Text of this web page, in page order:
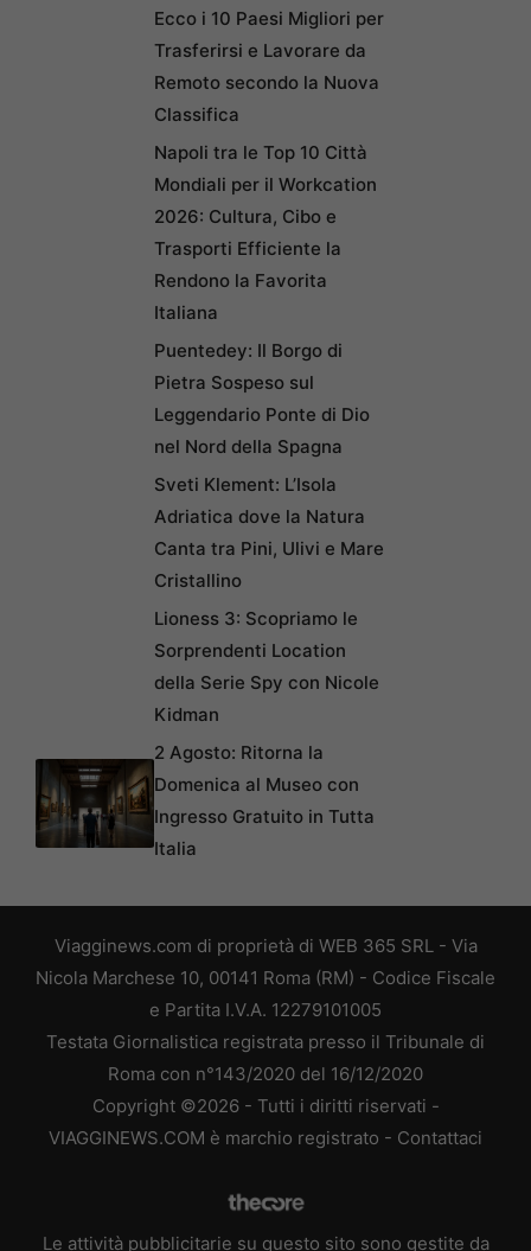
Ecco i 10 Paesi Migliori per
Trasferirsi e Lavorare da
Remoto secondo la Nuova
Classifica
Napoli tra le Top 10 Città
Mondiali per il Workcation
2026: Cultura, Cibo e
Trasporti Efficiente la
Rendono la Favorita
Italiana
Puentedey: Il Borgo di
Pietra Sospeso sul
Leggendario Ponte di Dio
nel Nord della Spagna
Sveti Klement: L’Isola
Adriatica dove la Natura
Canta tra Pini, Ulivi e Mare
Cristallino
Lioness 3: Scopriamo le
Sorprendenti Location
della Serie Spy con Nicole
Kidman
2 Agosto: Ritorna la
Domenica al Museo con
Ingresso Gratuito in Tutta
Italia
Viagginews.com di proprietà di WEB 365 SRL - Via
Nicola Marchese 10, 00141 Roma (RM) - Codice Fiscale
e Partita I.V.A. 12279101005
Testata Giornalistica registrata presso il Tribunale di
Roma con n°143/2020 del 16/12/2020
Copyright ©2026 - Tutti i diritti riservati -
VIAGGINEWS.COM è marchio registrato - Contattaci
Le attività pubblicitarie su questo sito sono gestite da